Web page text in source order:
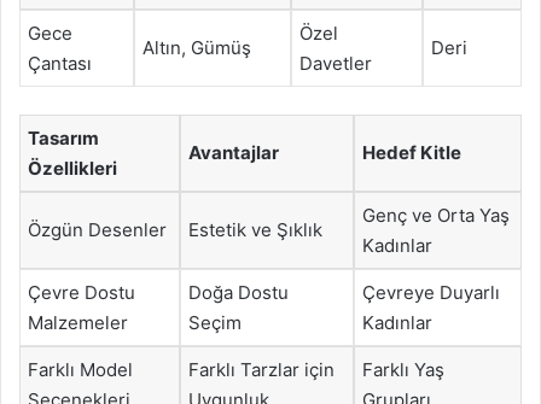
Gece
Çantası
Altın, Gümüş
Özel
Davetler
Deri
Tasarım
Özellikleri
Avantajlar Hedef Kitle
Özgün Desenler Estetik ve Şıklık
Genç ve Orta Yaş
Kadınlar
Çevre Dostu
Malzemeler
Doğa Dostu
Seçim
Çevreye Duyarlı
Kadınlar
Farklı Model
Seçenekleri
Farklı Tarzlar için
Uygunluk
Farklı Yaş
Grupları